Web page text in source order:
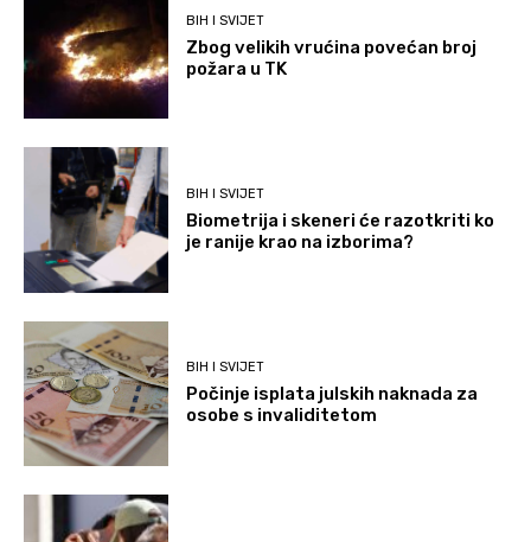
BIH I SVIJET
Zbog velikih vrućina povećan broj
požara u TK
BIH I SVIJET
Biometrija i skeneri će razotkriti ko
je ranije krao na izborima?
BIH I SVIJET
Počinje isplata julskih naknada za
osobe s invaliditetom